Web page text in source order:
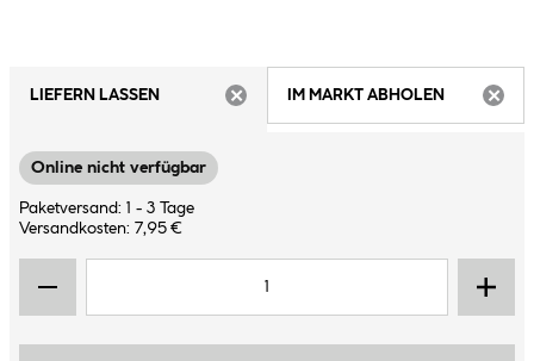
LIEFERN LASSEN
IM MARKT ABHOLEN
Online nicht verfügbar
Paketversand: 1 - 3 Tage
Versandkosten: 7,95 €